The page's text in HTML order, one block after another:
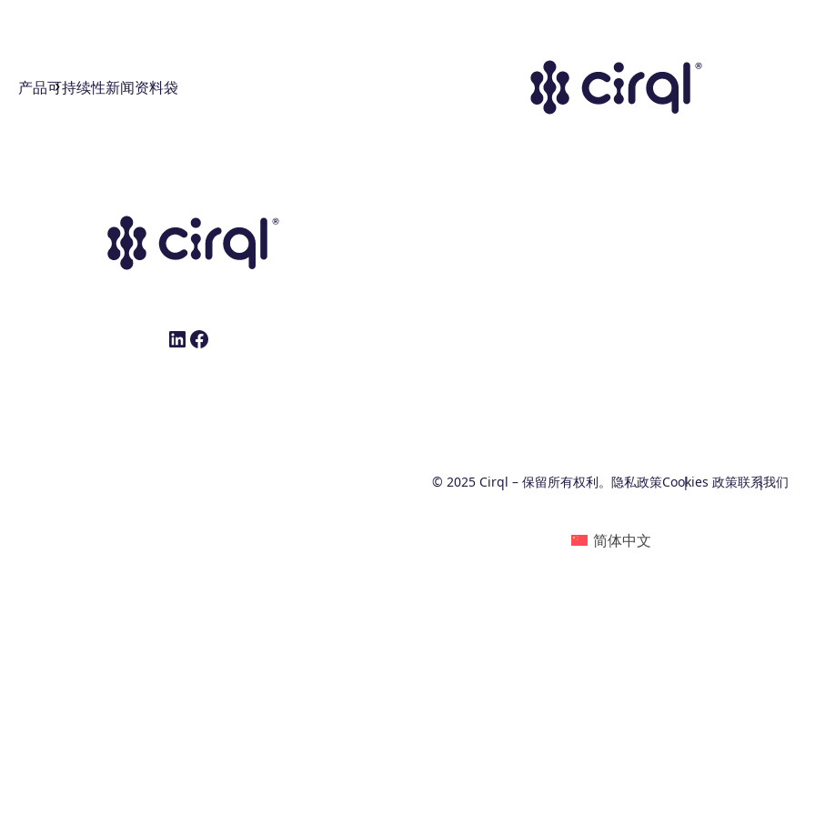
产品可持续性新闻资料袋
LinkedIn
Facebook
© 2025 Cirql – 保留所有权利。 隐私政策Cookies 政策联系我们
简体中文